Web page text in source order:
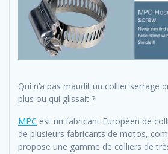
Qui n’a pas maudit un collier serrage
plus ou qui glissait ?
MPC est un fabricant Européen de
de plusieurs fabricants de motos,
propose une gamme de colliers de